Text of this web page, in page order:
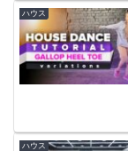
ハウス
ハウス